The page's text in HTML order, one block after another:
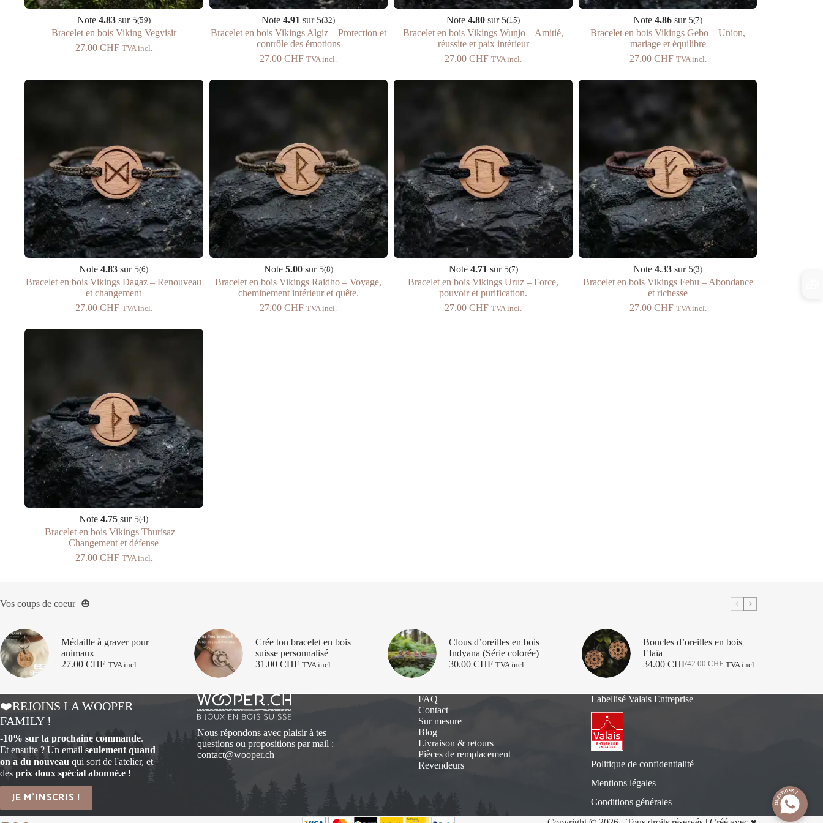
Note 4.83sur 5(59)
Bracelet en bois Viking Vegvisir
27.00 CHF TVA incl.
Note4.91 sur 5(32)
Bracelet en bois Vikings Algiz – Protection et
contrôle des émotions
27.00CHF TVA incl.
Note4.80 sur 5(15)
Bracelet en bois Vikings Wunjo – Amitié,
réussite et paix intérieur
27.00CHF TVA incl.
Note4.86 sur 5(7)
Bracelet en bois Vikings Gebo – Union,
mariage et équilibre
27.00 CHF TVA incl.
Note4.83 sur 5(6)
Bracelet en bois Vikings Dagaz – Renouveau
et changement
27.00 CHF TVA incl.
Note 5.00sur 5(8)
Bracelet en bois Vikings Raidho – Voyage,
cheminement intérieur et quête.
27.00CHF TVA incl.
Note 4.71 sur 5(7)
Bracelet en bois Vikings Uruz – Force,
pouvoir et purification.
27.00CHF TVA incl.
Note4.33 sur 5(3)
Bracelet en bois Vikings Fehu – Abondance
et richesse
27.00 CHF TVA incl.
Note4.75 sur 5(4)
Bracelet en bois Vikings Thurisaz –
Changement et défense
27.00 CHF TVA incl.
Vos coups de coeur
Médaille à graver pour
animaux
27.00 CHF TVA incl.
Crée ton bracelet en bois
suisse personnalisé
31.00 CHF TVA incl.
Clous d’oreilles en bois
Indyana (Série colorée)
30.00CHF TVA incl.
Boucles d’oreilles en bois
Elaïa
42.00CHF
Le
était :
34.00 CHFLe
est :
TVA incl.
❤️REJOINS LA WOOPER
FAMILY !
-10% sur ta prochaine commande.
Et ensuite ? Un emailseulement quand
on a du nouveau qui sort de l'atelier, et
des prix doux spécial abonné.e !
JE M'INSCRIS !
Nous répondons avec plaisir à tes
questions ou propositions par mail :
contact@wooper.ch
FAQ
Contact
Sur mesure
Blog
Livraison & retours
Pièces de remplacement
Revendeurs
Labellisé Valais Entreprise
Politique de confidentialité
Mentions légales
Conditions générales